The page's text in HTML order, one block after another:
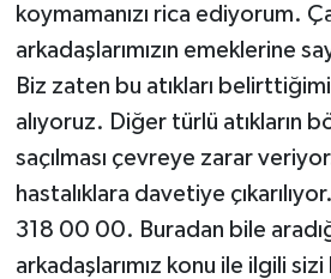
koymamanızı rica ediyorum.
arkadaşlarımızın emeklerine
Biz zaten bu atıkları
alıyoruz. Diğer türlü atıkların
saçılması çevreye zarar
hastalıklara davetiye
318 00 00. Buradan bile
arkadaşlarımız konu ile ilgili